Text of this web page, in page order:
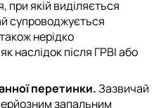
при якій виділяється
супроводжується
нерідко
наслідок після ГРВІ або
перетинки.Зазвичай
запальним